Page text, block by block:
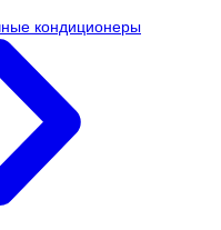
кондиционеры